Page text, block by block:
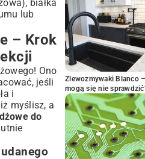
białka
lub
– Krok
Ono
jeśli
i
myślisz, a
do
Zlewozmywaki Blanco
mogą się nie